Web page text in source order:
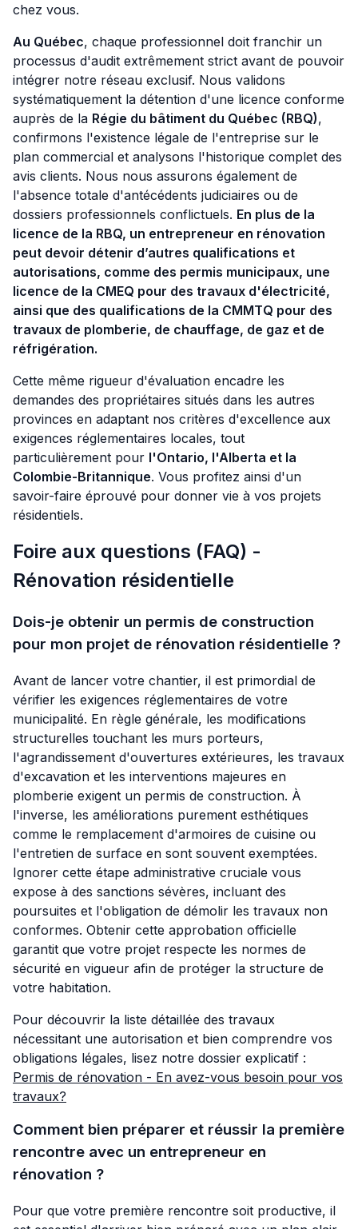
chez vous.
Au Québec, chaque professionnel doit franchir un
processus d'audit extrêmement strict avant de pouvoir
intégrer notre réseau exclusif. Nous validons
systématiquement la détention d'une licence conforme
auprès de la Régie du bâtiment du Québec (RBQ),
confirmons l'existence légale de l'entreprise sur le
plan commercial et analysons l'historique complet des
avis clients. Nous nous assurons également de
l'absence totale d'antécédents judiciaires ou de
dossiers professionnels conflictuels. En plus de la
licence de la RBQ, un entrepreneur en rénovation
peut devoir détenir d’autres qualifications et
autorisations, comme des permis municipaux, une
licence de la CMEQ pour des travaux d'électricité,
ainsi que des qualifications de la CMMTQ pour des
travaux de plomberie, de chauffage, de gaz et de
réfrigération.
Cette même rigueur d'évaluation encadre les
demandes des propriétaires situés dans les autres
provinces en adaptant nos critères d'excellence aux
exigences réglementaires locales, tout
particulièrement pour l'Ontario, l'Alberta et la
Colombie-Britannique. Vous profitez ainsi d'un
savoir-faire éprouvé pour donner vie à vos projets
résidentiels.
Foire aux questions (FAQ) -
Rénovation résidentielle
Dois-je obtenir un permis de construction
pour mon projet de rénovation résidentielle ?
Avant de lancer votre chantier, il est primordial de
vérifier les exigences réglementaires de votre
municipalité. En règle générale, les modifications
structurelles touchant les murs porteurs,
l'agrandissement d'ouvertures extérieures, les travaux
d'excavation et les interventions majeures en
plomberie exigent un permis de construction. À
l'inverse, les améliorations purement esthétiques
comme le remplacement d'armoires de cuisine ou
l'entretien de surface en sont souvent exemptées.
Ignorer cette étape administrative cruciale vous
expose à des sanctions sévères, incluant des
poursuites et l'obligation de démolir les travaux non
conformes. Obtenir cette approbation officielle
garantit que votre projet respecte les normes de
sécurité en vigueur afin de protéger la structure de
votre habitation.
Pour découvrir la liste détaillée des travaux
nécessitant une autorisation et bien comprendre vos
obligations légales, lisez notre dossier explicatif :
Permis de rénovation - En avez-vous besoin pour vos
travaux?
Comment bien préparer et réussir la première
rencontre avec un entrepreneur en
rénovation ?
Pour que votre première rencontre soit productive, il